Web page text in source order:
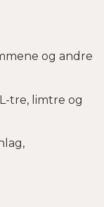
og andre
tre, limtre og